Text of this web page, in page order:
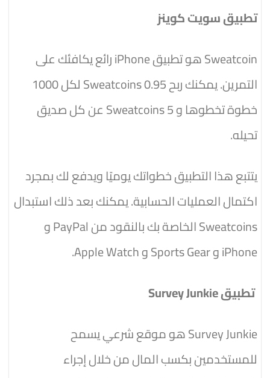
تطبيق سويت كوينز
Sweatcoin هو تطبيق iPhone رائع يكافئك على
التمرين. يمكنك ربح 0.95 Sweatcoins لكل 1000
خطوة تخطوها و 5 Sweatcoins عن كل صديق
تحيله.
يتتبع هذا التطبيق خطواتك يوميًا ويدفع لك بمجرد
اكتمال العمليات الحسابية. يمكنك بعد ذلك استبدال
Sweatcoins الخاصة بك بالنقود من PayPal و
iPhone و Sports Gear و Apple Watch.
تطبيق Survey Junkie
Survey Junkie هو موقع شرعي يسمح
للمستخدمين بكسب المال من خلال إجراء